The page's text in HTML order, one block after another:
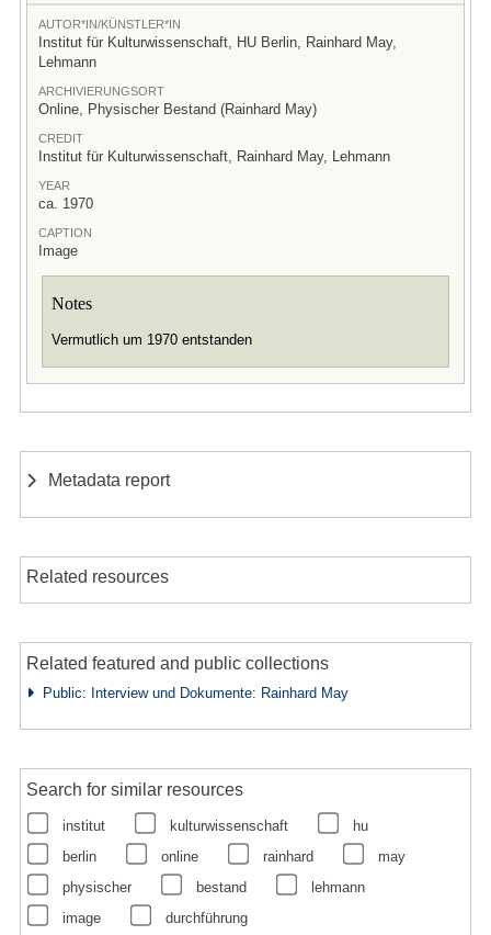
AUTOR*IN/KÜNSTLER*IN
Institut für Kulturwissenschaft, HU Berlin, Rainhard May,
Lehmann
ARCHIVIERUNGSORT
Online, Physischer Bestand (Rainhard May)
CREDIT
Institut für Kulturwissenschaft, Rainhard May, Lehmann
YEAR
ca. 1970
CAPTION
Image
Notes
Vermutlich um 1970 entstanden
Metadata report
Related resources
Related featured and public collections
Public: Interview und Dokumente: Rainhard May
Search for similar resources
institut kulturwissenschaft
hu
berlin
online rainhard
may
physischer
bestand
lehmann
image
durchführung